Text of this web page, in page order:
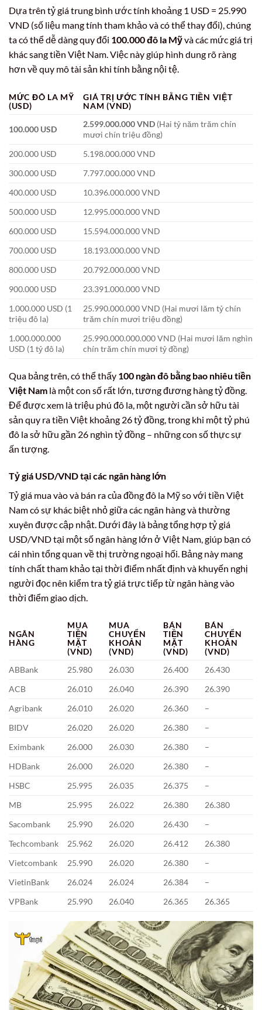
Dựa trên tỷ giá trung bình ước tính khoảng 1 USD = 25.990
VND (số liệu mang tính tham khảo và có thể thay đổi), chúng
ta có thể dễ dàng quy đổi 100.000 đô la Mỹvà các mức giá trị
khác sang tiền Việt Nam. Việc này giúp hình dung rõ ràng
hơn về quy mô tài sản khi tính bằng nội tệ.
MỨC ĐÔ LA MỸ
(USD)
GIÁ TRỊ ƯỚC TÍNH BẰNG TIỀN VIỆT
NAM (VND)
100.000 USD
2.599.000.000 VND (Hai tỷ năm trăm chín
mươi chín triệu đồng)
200.000 USD
5.198.000.000 VND
300.000 USD
7.797.000.000 VND
400.000 USD
10.396.000.000 VND
500.000 USD
12.995.000.000 VND
600.000 USD
15.594.000.000 VND
700.000 USD
18.193.000.000 VND
800.000 USD
20.792.000.000 VND
900.000 USD
23.391.000.000 VND
1.000.000 USD (1
triệu đô la)
25.990.000.000 VND (Hai mươi lăm tỷ chín
trăm chín mươi triệu đồng)
1.000.000.000
USD (1 tỷ đô la)
25.990.000.000.000 VND (Hai mươi lăm nghìn
chín trăm chín mươi tỷ đồng)
Qua bảng trên, có thể thấy 100 ngàn đô bằng bao nhiêu tiền
Việt Nam là một con số rất lớn, tương đương hàng tỷ đồng.
Để được xem là triệu phú đô la, một người cần sở hữu tài
sản quy ra tiền Việt khoảng 26 tỷ đồng, trong khi một tỷ phú
đô la sở hữu gần 26 nghìn tỷ đồng – những con số thực sự
ấn tượng.
Tỷ giá USD/VND tại các ngân hàng lớn
Tỷ giá mua vào và bán ra của đồng đô la Mỹ so với tiền Việt
Nam có sự khác biệt nhỏ giữa các ngân hàng và thường
xuyên được cập nhật. Dưới đây là bảng tổng hợp tỷ giá
USD/VND tại một số ngân hàng lớn ở Việt Nam, giúp bạn có
cái nhìn tổng quan về thị trường ngoại hối. Bảng này mang
tính chất tham khảo tại thời điểm nhất định và khuyến nghị
người đọc nên kiểm tra tỷ giá trực tiếp từ ngân hàng vào
thời điểm giao dịch.
NGÂN
HÀNG
MUA
TIỀN
MẶT
(VND)
MUA
CHUYỂN
KHOẢN
(VND)
BÁN
TIỀN
MẶT
(VND)
BÁN
CHUYỂN
KHOẢN
(VND)
ABBank
25.980 26.030 26.400
26.430
ACB
26.010 26.040 26.390
26.390
Agribank
26.010 26.020 26.360
–
BIDV
26.020 26.020 26.380
–
Eximbank
26.000 26.030 26.380
–
HDBank
26.000 26.020 26.380
–
HSBC
25.995 26.035 26.375
–
MB
25.995 26.022 26.380
26.380
Sacombank
25.990 26.020 26.430
–
Techcombank
25.962 26.020 26.412
26.380
Vietcombank
25.990 26.020 26.380
–
VietinBank
26.024 26.024 26.384
–
VPBank
25.990 26.040 26.365 26.365